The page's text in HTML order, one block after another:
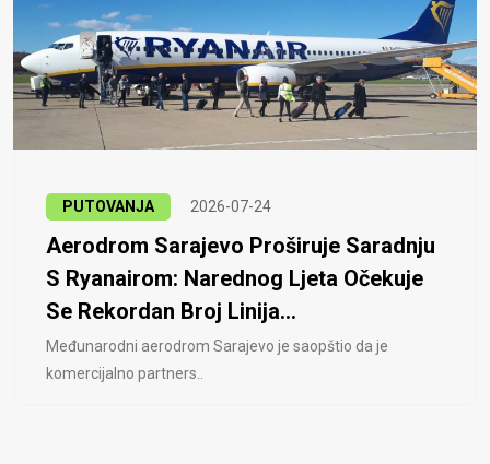
PUTOVANJA 2026-07-24
Aerodrom Sarajevo Proširuje Saradnju
S Ryanairom: Narednog Ljeta Očekuje
Se Rekordan Broj Linija...
Međunarodni aerodrom Sarajevo je saopštio da je
komercijalno partners..